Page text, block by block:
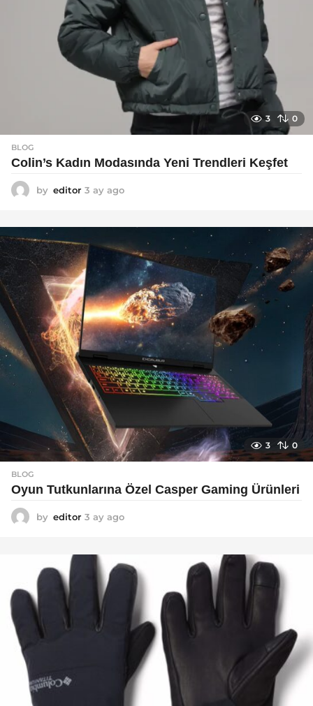
3 0
BLOG
Colin’s Kadın Modasında Yeni Trendleri Keşfet
by editor 3 ay ago
a
o
3 0
BLOG
Oyun Tutkunlarına Özel Casper Gaming Ürünleri
by editor 3 ay ago
g